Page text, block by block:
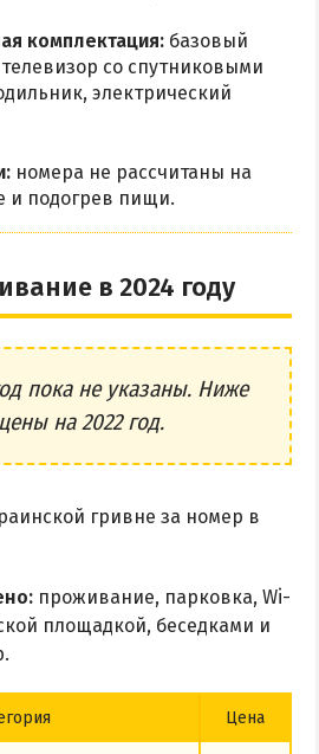
ЖИЛЬЯ
комплектация: базовый
со спутниковыми
электрический
номера не рассчитаны на
и подогрев пищи.
в 2024 году
пока не указаны. Ниже
на 2022 год.
гривне за номер в
проживание, парковка, Wi-
площадкой, беседками и
Цена